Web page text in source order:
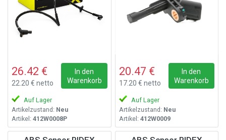
26.42 €
22.20 € netto
In den
Warenkorb
Auf Lager
Artikelzustand: Neu
Artikel: 412W0008P
20.47 €
17.20 € netto
In den
Warenkorb
Auf Lager
Artikelzustand: Neu
Artikel: 412W0009